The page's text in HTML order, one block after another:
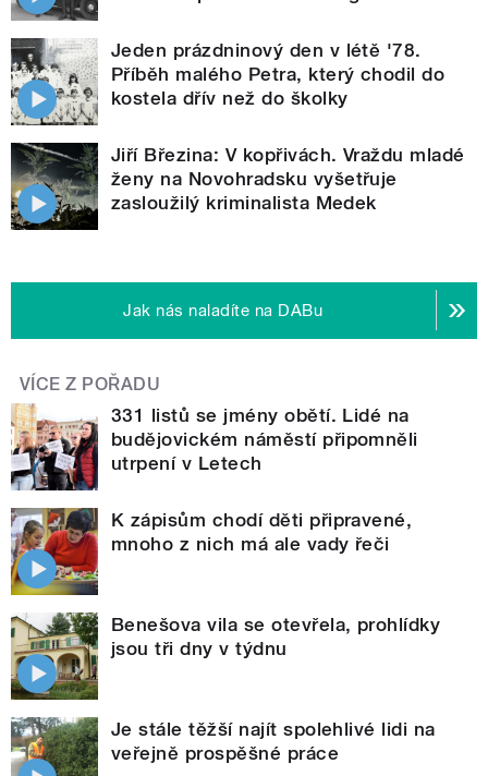
Jeden prázdninový den v létě '78.
Příběh malého Petra, který chodil do
kostela dřív než do školky
Jiří Březina: V kopřivách. Vraždu mladé
ženy na Novohradsku vyšetřuje
zasloužilý kriminalista Medek
Jak nás naladíte na DABu
VÍCE Z POŘADU
331 listů se jmény obětí. Lidé na
budějovickém náměstí připomněli
utrpení v Letech
K zápisům chodí děti připravené,
mnoho z nich má ale vady řeči
Benešova vila se otevřela, prohlídky
jsou tři dny v týdnu
Je stále těžší najít spolehlivé lidi na
veřejně prospěšné práce